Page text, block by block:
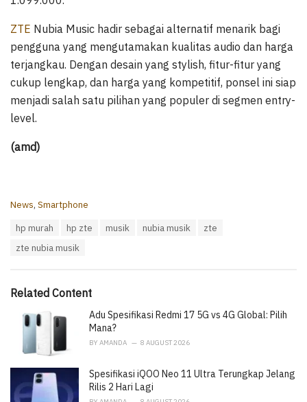
ZTE Nubia Music hadir sebagai alternatif menarik bagi
pengguna yang mengutamakan kualitas audio dan harga
terjangkau. Dengan desain yang stylish, fitur-fitur yang
cukup lengkap, dan harga yang kompetitif, ponsel ini siap
menjadi salah satu pilihan yang populer di segmen entry-
level.
(amd)
C
i
News, Smartphone
hp murah hp zte musik nubia musik
zte
zte nubia musik
Related Content
Adu Spesifikasi Redmi 17 5G vs 4G Global: Pilih
Mana?
BY AMANDA 8 AUGUST 2026
Spesifikasi iQOO Neo 11 Ultra Terungkap Jelang
Rilis 2 Hari Lagi